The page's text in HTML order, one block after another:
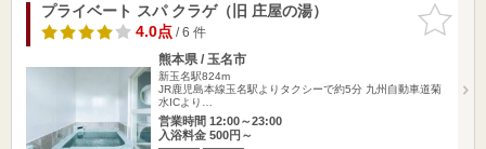
お気に入
りに追加
プライベート スパ クラゲ（旧 庄屋の湯）
4.0点/ 6 件
熊本県 / 玉名市
新玉名駅824m
JR鹿児島本線玉名駅よりタクシーで約5分 九州自動車道菊
水ICより…
営業時間 12:00～23:00
入浴料金 500円～